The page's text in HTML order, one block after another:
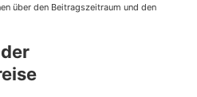
über den Beitragszeitraum und den